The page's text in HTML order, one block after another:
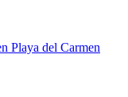
Playa del Carmen